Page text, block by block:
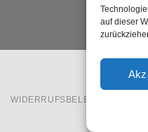
auf dieser
WIDERRUFSBELEHRUNG